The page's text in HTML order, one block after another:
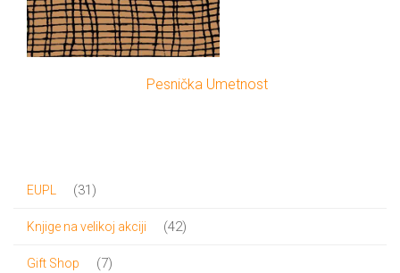
Pesnička Umetnost
EUPL 31 31
Knjige na velikoj akciji 4242
Gift Shop 77